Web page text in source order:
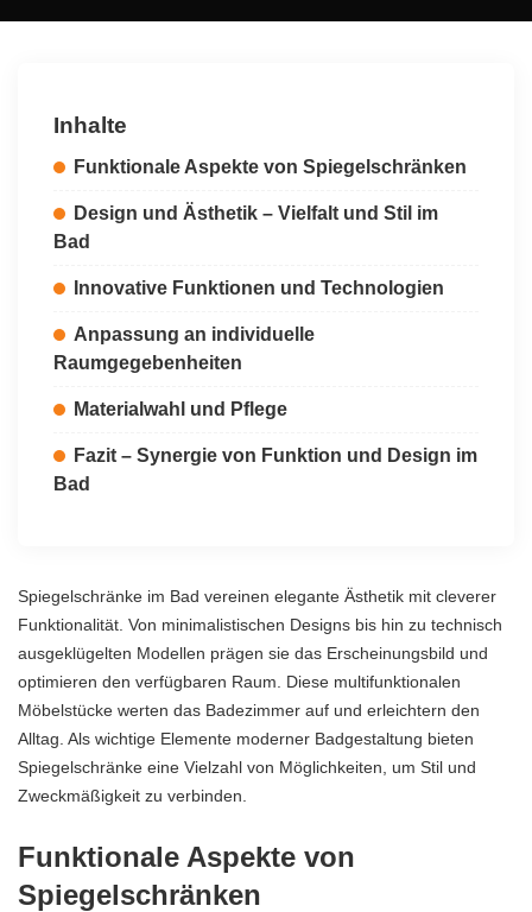
Inhalte
Funktionale Aspekte von Spiegelschränken
Design und Ästhetik – Vielfalt und Stil im
Bad
Innovative Funktionen und Technologien
Anpassung an individuelle
Raumgegebenheiten
Materialwahl und Pflege
Fazit – Synergie von Funktion und Design im
Bad
Spiegelschränke im Bad vereinen elegante Ästhetik mit cleverer
Funktionalität. Von minimalistischen Designs bis hin zu technisch
ausgeklügelten Modellen prägen sie das Erscheinungsbild und
optimieren den verfügbaren Raum. Diese multifunktionalen
Möbelstücke werten das Badezimmer auf und erleichtern den
Alltag. Als wichtige Elemente moderner Badgestaltung bieten
Spiegelschränke eine Vielzahl von Möglichkeiten, um Stil und
Zweckmäßigkeit zu verbinden.
Funktionale Aspekte von
Spiegelschränken